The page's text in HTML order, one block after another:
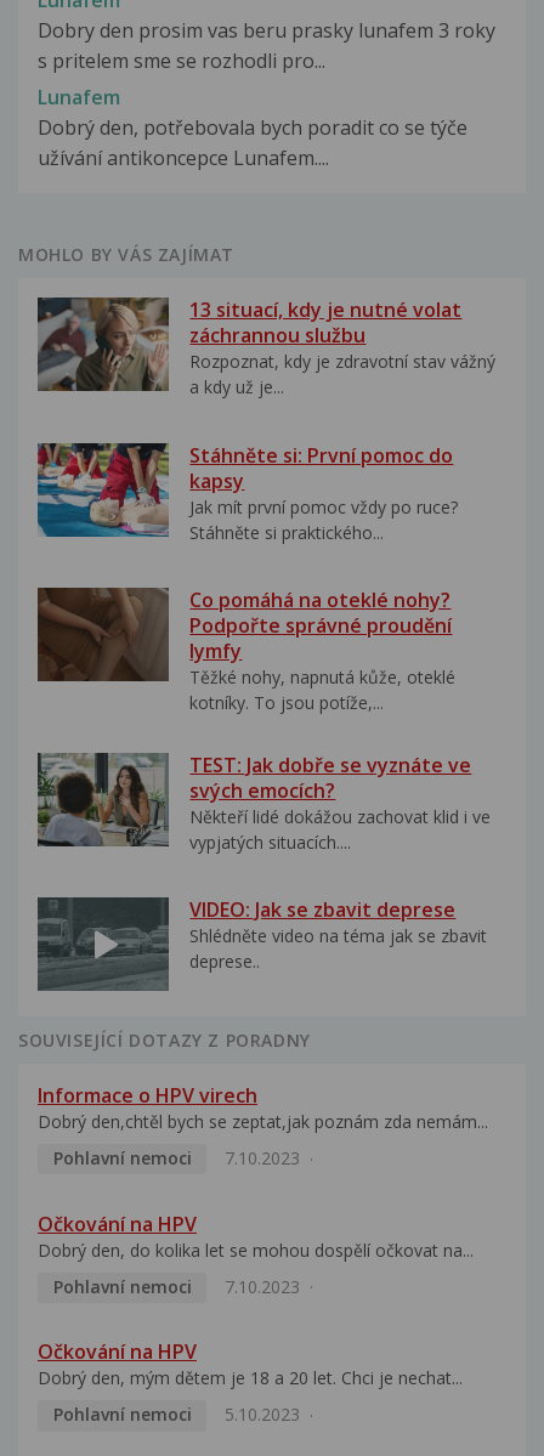
Dobry den prosim vas beru prasky lunafem 3 roky
s pritelem sme se rozhodli pro...
Lunafem
Dobrý den, potřebovala bych poradit co se týče
užívání antikoncepce Lunafem....
MOHLO BY VÁS ZAJÍMAT
13 situací, kdy je nutné volat
záchrannou službu
Rozpoznat, kdy je zdravotní stav vážný
a kdy už je...
Stáhněte si: První pomoc do
kapsy
Jak mít první pomoc vždy po ruce?
Stáhněte si praktického...
Co pomáhá na oteklé nohy?
Podpořte správné proudění
lymfy
Těžké nohy, napnutá kůže, oteklé
kotníky. To jsou potíže,...
TEST: Jak dobře se vyznáte ve
svých emocích?
Někteří lidé dokážou zachovat klid i ve
vypjatých situacích....
VIDEO: Jak se zbavit deprese
Shlédněte video na téma jak se zbavit
deprese..
SOUVISEJÍCÍ DOTAZY Z PORADNY
Informace o HPV virech
Dobrý den,chtěl bych se zeptat,jak poznám zda nemám...
Pohlavní nemoci
7.10.2023
Očkování na HPV
Dobrý den, do kolika let se mohou dospělí očkovat na...
Pohlavní nemoci
7.10.2023
Očkování na HPV
Dobrý den, mým dětem je 18 a 20 let. Chci je nechat...
Pohlavní nemoci
5.10.2023